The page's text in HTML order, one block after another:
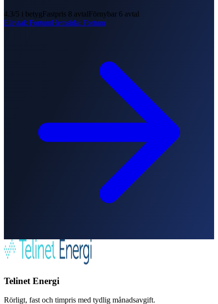
4.3/5 i betygFastpris 8 avtalFörnybar 6 avtal
Elavtal: FortumHemsida: Fortum
Telinet Energi
Rörligt, fast och timpris med tydlig månadsavgift.